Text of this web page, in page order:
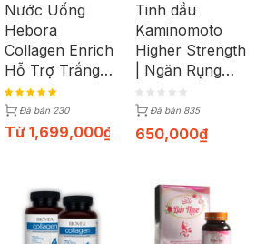
Nước Uống
Hebora
Collagen Enrich
Hỗ Trợ Trắng
Da, Ngăn Lão
Hóa (Chai
500ml)
Đã bán 230
Từ 1,699,000₫
Tinh dầu
Kaminomoto
Higher Strength
| Ngăn Rụng
Tóc | Chai
200ml
Đã bán 835
650,000₫